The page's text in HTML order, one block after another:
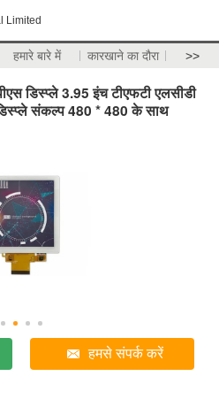
Limited
हमारे बारे में कारखाने का दौरा >>
डिस्प्ले 3.95 इंच टीएफटी एलसीडी
संकल्प 480 * 480 के साथ
हमसे संपर्क करें